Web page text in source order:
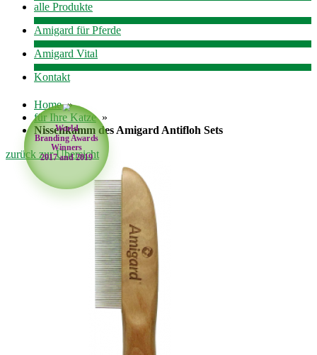
alle Produkte
Amigard für Pferde
Amigard Vital
Kontakt
Home »
für Ihre Katze »
Nissenkamm des Amigard Antifloh Sets
World
Branding Awards
Winners
2017 and 2019
zurück zur Übersicht